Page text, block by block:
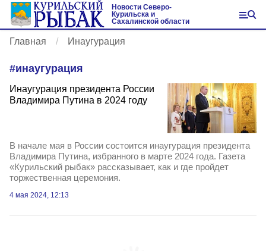
Новости Северо-
Курильска и
Сахалинской области
Главная Инаугурация
#инаугурация
Инаугурация президента России
Владимира Путина в 2024 году
В начале мая в России состоится инаугурация президента
Владимира Путина, избранного в марте 2024 года. Газета
«Курильский рыбак» рассказывает, как и где пройдет
торжественная церемония.
4 мая 2024, 12:13